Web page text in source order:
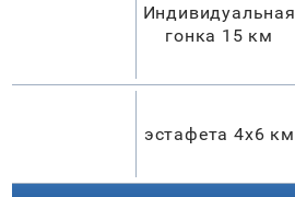
Индивидуальная
гонка 15 км
эстафета 4х6 км